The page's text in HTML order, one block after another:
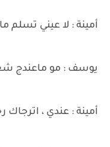
أمينة : لا عيني تسلم
يوسف : مو ماعندج
أمينة : عندي ،